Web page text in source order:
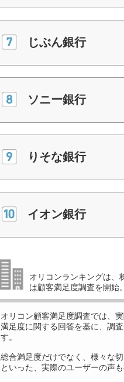
じぶん銀行
ソニー銀行
りそな銀行
イオン銀行
オリコンランキングは、
は顧客満足度調査を開始。
オリコン顧客満足度調査では、
満足度に関する回答を基に、調
す。
総合満足度だけでなく、様々な
といった、実際のユーザーの声も